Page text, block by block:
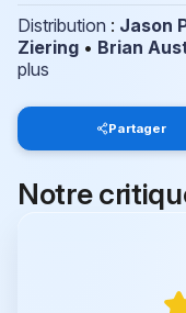
Distribution : Jason
Ziering • Brian
plus
Partager
Notre